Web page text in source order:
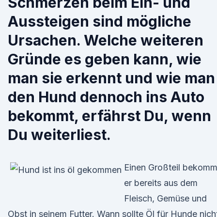
Aussteigen sind mögliche
Ursachen. Welche weiteren
Gründe es geben kann, wie
man sie erkennt und wie man
den Hund dennoch ins Auto
bekommt, erfährst Du, wenn
Du weiterliest.
Einen Großteil
er bereits aus dem
Fleisch, Gemüse und
Obst in seinem Futter. Wann sollte Öl für Hunde